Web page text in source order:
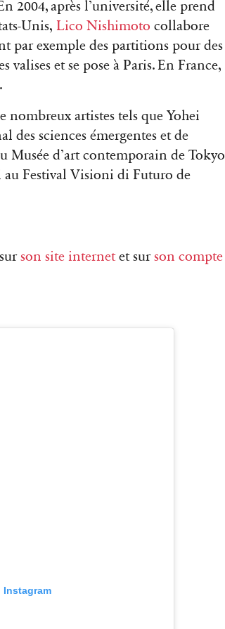
2004, après l’université, elle prend
Unis, Lico Nishimoto collabore
par exemple des partitions pour des
valises et se pose à Paris. En France,
nombreux artistes tels que Yohei
des sciences émergentes et de
Musée d’art contemporain de Tokyo
Festival Visioni di Futuro de
son site internetet surson compte